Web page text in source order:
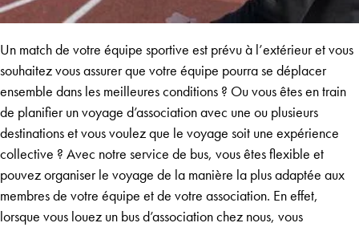
Un match de votre équipe sportive est prévu à l’extérieur et vous
souhaitez vous assurer que votre équipe pourra se déplacer
ensemble dans les meilleures conditions ? Ou vous êtes en train
de planifier un voyage d’association avec une ou plusieurs
destinations et vous voulez que le voyage soit une expérience
collective ? Avec notre service de bus, vous êtes flexible et
pouvez organiser le voyage de la manière la plus adaptée aux
membres de votre équipe et de votre association. En effet,
lorsque vous louez un bus d’association chez nous, vous